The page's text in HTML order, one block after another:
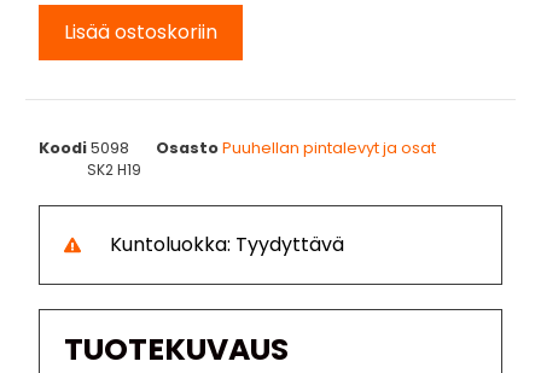
Lisää ostoskoriin
Koodi5098 OsastoPuuhellan pintalevyt ja osat
SK2 H19
Kuntoluokka: Tyydyttävä
TUOTEKUVAUS